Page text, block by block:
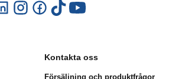
Kontakta oss
Försäljning och produktfrågor